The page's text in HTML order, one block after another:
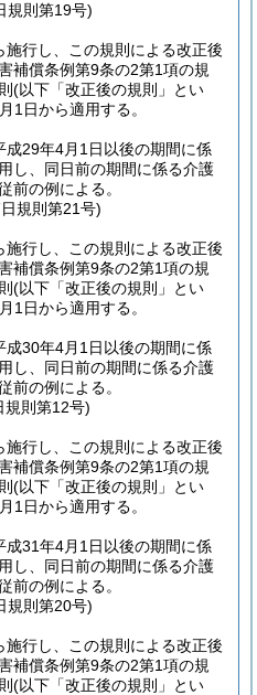
規則第19号)
施行し、この規則による改正後
補償条例第9条の2第1項の規
(以下「改正後の規則」とい
1日から適用する。
成29年4月1日以後の期間に係
し、同日前の期間に係る介護
前の例による。
規則第21号)
施行し、この規則による改正後
補償条例第9条の2第1項の規
(以下「改正後の規則」とい
1日から適用する。
成30年4月1日以後の期間に係
し、同日前の期間に係る介護
前の例による。
規則第12号)
施行し、この規則による改正後
補償条例第9条の2第1項の規
(以下「改正後の規則」とい
1日から適用する。
成31年4月1日以後の期間に係
し、同日前の期間に係る介護
前の例による。
規則第20号)
施行し、この規則による改正後
補償条例第9条の2第1項の規
(以下「改正後の規則」とい